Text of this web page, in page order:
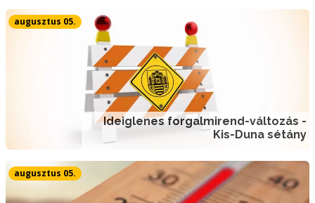
Ideiglenes forgalmirend-változás -
Kis-Duna sétány
augusztus 05.
augusztus 05.